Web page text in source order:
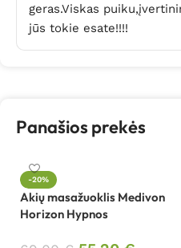
geras.Viskas
jūs tokie esate!!!!
Panašios prekės
-20%
Akių masažuoklis Medivon
Horizon Hypnos